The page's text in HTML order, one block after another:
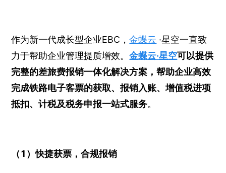
作为新一代成长型企业EBC，金蝶云 ·星空一直致
力于帮助企业管理提质增效。金蝶云·星空可以提供
完整的差旅费报销一体化解决方案，帮助企业高效
完成铁路电子客票的获取、报销入账、增值税进项
抵扣、计税及税务申报一站式服务。
（1）快捷获票，合规报销